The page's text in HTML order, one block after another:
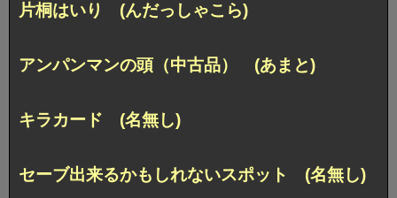
片桐はいり (んだっしゃこら)
アンパンマンの頭（中古品） (あまと)
キラカード (名無し)
セーブ出来るかもしれないスポット (名無し)